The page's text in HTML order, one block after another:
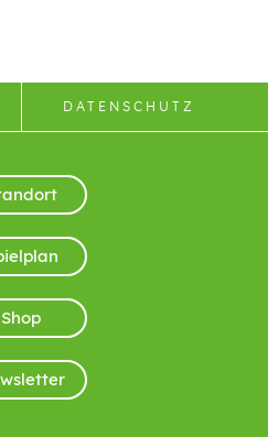
DATENSCHUTZ
Shop